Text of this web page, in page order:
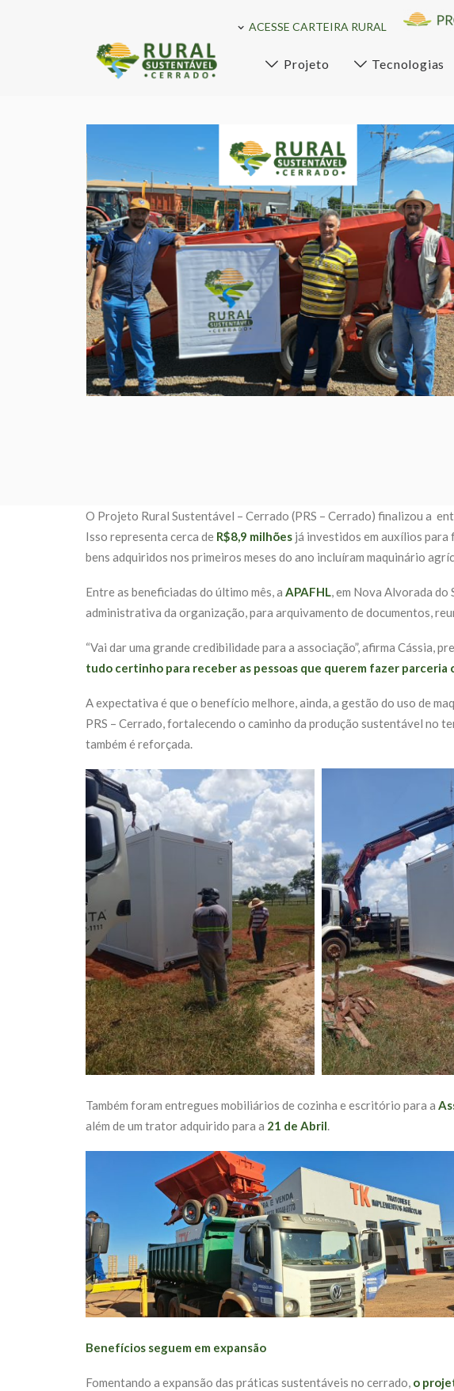
ACESSE CARTEIRA RURAL
Projeto Tecnologias
O Projeto Rural Sustentável – Cerrado (PRS – Cerrado) finalizou a
Isso representa cerca de R$8,9 milhões já investidos em auxílios
bens adquiridos nos primeiros meses do ano incluíram maquinário
Entre as beneficiadas do último mês, a APAFHL, em Nova Alvorada
administrativa da organização, para arquivamento de documentos,
“Vai dar uma grande credibilidade para a associação”, afirma Cássia,
tudo certinho para receber as pessoas que querem fazer parceria
A expectativa é que o benefício melhore, ainda, a gestão do uso de
PRS – Cerrado, fortalecendo o caminho da produção sustentável no
também é reforçada.
Também foram entregues mobiliários de cozinha e escritório para a
além de um trator adquirido para a 21 de Abril.
Benefícios seguem em expansão
Fomentando a expansão das práticas sustentáveis no cerrado, o